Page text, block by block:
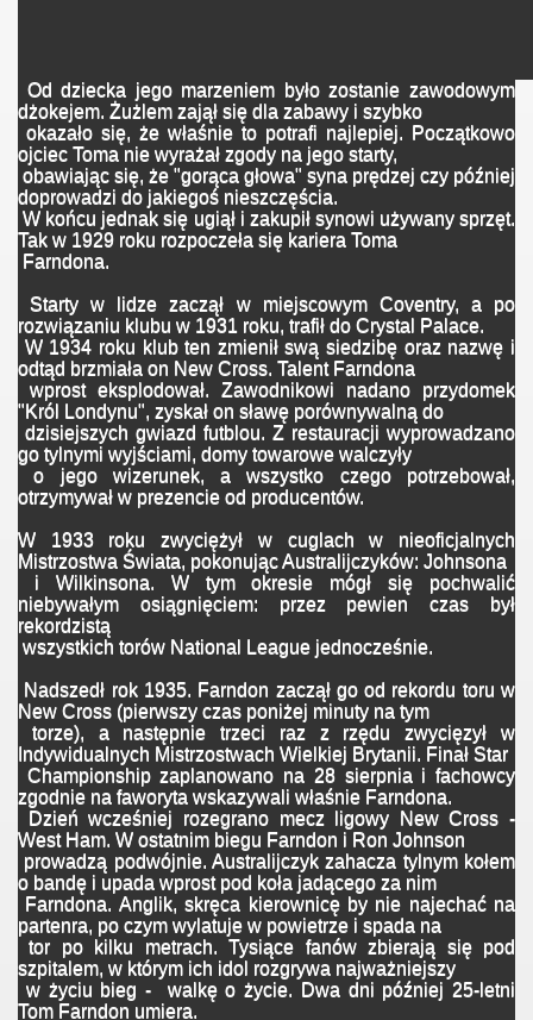
Od dziecka jego marzeniem było zostanie zawodowym
dżokejem. Żużlem zajął się dla zabawy i szybko
okazało się, że właśnie to potrafi najlepiej. Początkowo
ojciec Toma nie wyrażał zgody na jego starty,
obawiając się, że "gorąca głowa" syna prędzej czy później
doprowadzi do jakiegoś nieszczęścia.
W końcu jednak się ugiął i zakupił synowi używany sprzęt.
Tak w 1929 roku rozpoczeła się kariera Toma
Farndona.
Starty w lidze zaczął w miejscowym Coventry, a po
rozwiązaniu klubu w 1931 roku, trafił do Crystal Palace.
W 1934 roku klub ten zmienił swą siedzibę oraz nazwę i
odtąd brzmiała on New Cross. Talent Farndona
wprost eksplodował. Zawodnikowi nadano przydomek
"Król Londynu", zyskał on sławę porównywalną do
dzisiejszych gwiazd futblou. Z restauracji wyprowadzano
go tylnymi wyjściami, domy towarowe walczyły
o jego wizerunek, a wszystko czego potrzebował,
otrzymywał w prezencie od producentów.
W 1933 roku zwyciężył w cuglach w nieoficjalnych
Mistrzostwa Świata, pokonując Australijczyków: Johnsona
i Wilkinsona. W tym okresie mógł się pochwalić
niebywałym osiągnięciem: przez pewien czas był
rekordzistą
wszystkich torów National League jednocześnie.
Nadszedł rok 1935. Farndon zaczął go od rekordu toru w
New Cross (pierwszy czas poniżej minuty na tym
torze), a następnie trzeci raz z rzędu zwycięzył w
Indywidualnych Mistrzostwach Wielkiej Brytanii. Finał Star
Championship zaplanowano na 28 sierpnia i fachowcy
zgodnie na faworyta wskazywali właśnie Farndona.
Dzień wcześniej rozegrano mecz ligowy New Cross -
West Ham. W ostatnim biegu Farndon i Ron Johnson
prowadzą podwójnie. Australijczyk zahacza tylnym kołem
o bandę i upada wprost pod koła jadącego za nim
Farndona. Anglik, skręca kierownicę by nie najechać na
partenra, po czym wylatuje w powietrze i spada na
tor po kilku metrach. Tysiące fanów zbierają się pod
szpitalem, w którym ich idol rozgrywa najważniejszy
w życiu bieg - walkę o życie. Dwa dni później 25-letni
Tom Farndon umiera.